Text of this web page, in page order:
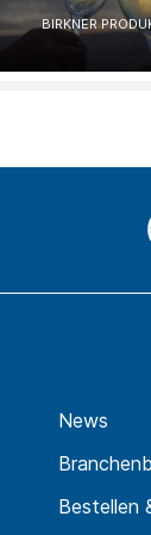
BIRKNER
News
Bestellen